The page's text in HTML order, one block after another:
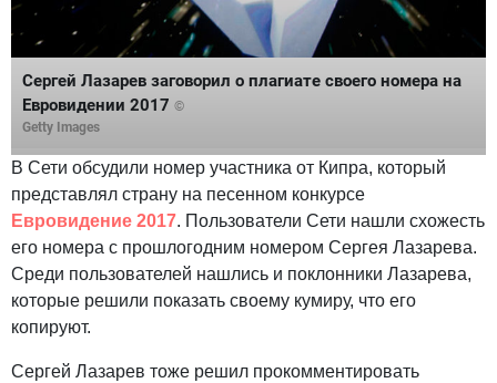
Сергей Лазарев заговорил о плагиате своего номера на
Евровидении 2017 ©
Getty Images
В Сети обсудили номер участника от Кипра, который
представлял страну на песенном конкурсе
Евровидение 2017. Пользователи Сети нашли схожесть
его номера с прошлогодним номером Сергея Лазарева.
Среди пользователей нашлись и поклонники Лазарева,
которые решили показать своему кумиру, что его
копируют.
Сергей Лазарев тоже решил прокомментировать